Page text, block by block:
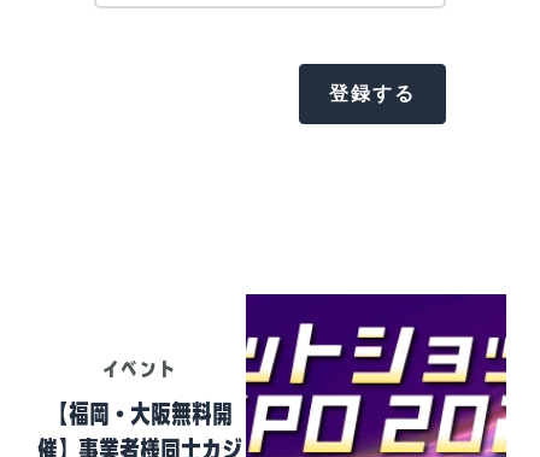
イベント
【福岡・大阪無料開
催】事業者様同士カジ